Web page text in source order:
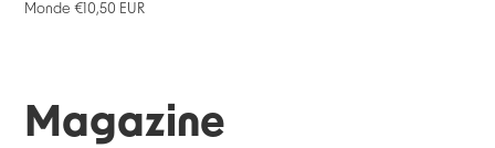
Monde €10,50 EUR
Magazine